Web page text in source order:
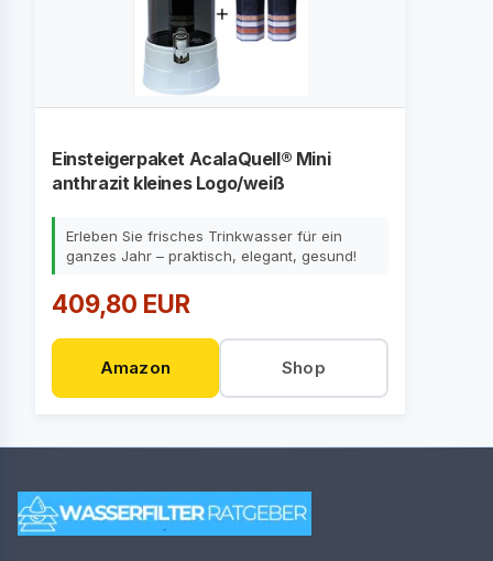
Einsteigerpaket AcalaQuell® Mini
anthrazit kleines Logo/weiß
Erleben Sie frisches Trinkwasser für ein
ganzes Jahr – praktisch, elegant, gesund!
409,80 EUR
Amazon Shop